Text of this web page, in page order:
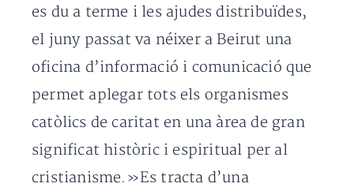
es du a terme i les ajudes distribuïdes,
el juny passat va néixer a Beirut una
oficina d’informació i comunicació que
permet aplegar tots els organismes
catòlics de caritat en una àrea de gran
significat històric i espiritual per al
cristianisme.»Es tracta d’una